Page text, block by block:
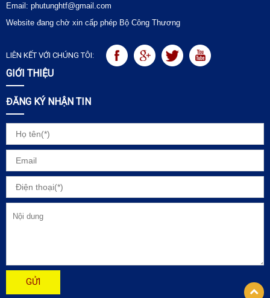
Email: phutunghtf@gmail.com
Website đang chờ xin cấp phép Bộ Công Thương
LIÊN KẾT VỚI CHÚNG TÔI:
GIỚI THIỆU
ĐĂNG KÝ NHẬN TIN
GỬI